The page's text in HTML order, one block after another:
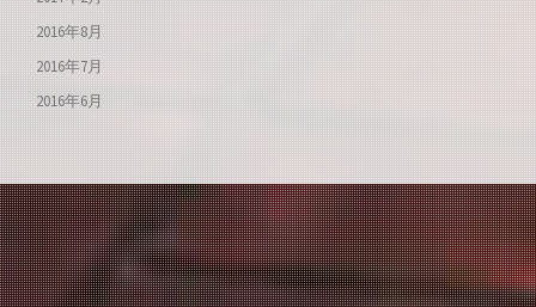
2016年8月
2016年7月
2016年6月